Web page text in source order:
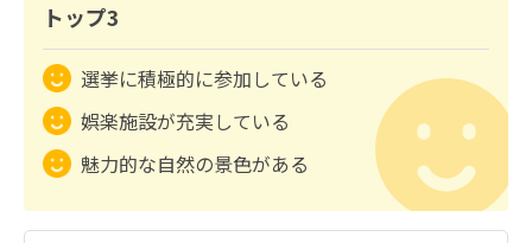
トップ3
選挙に積極的に参加している
娯楽施設が充実している
魅力的な自然の景色がある